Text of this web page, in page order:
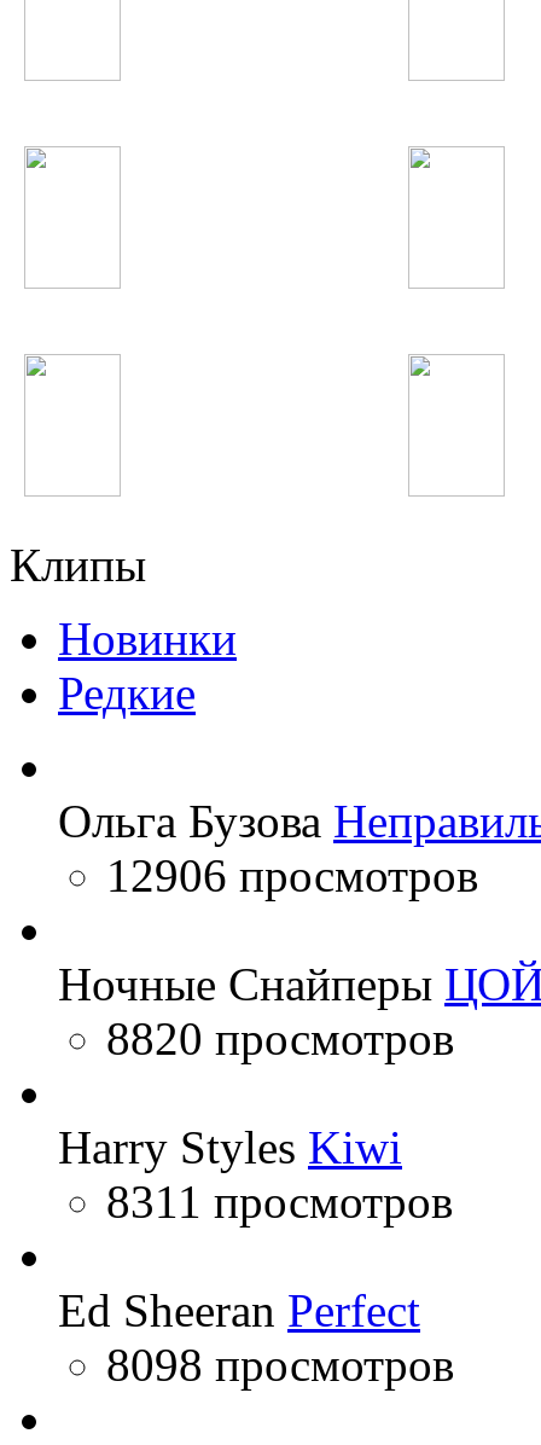
Клипы
Новинки
Редкие
Ольга Бузова
12906 просмотров
Ночные Снайперы
8820 просмотров
Harry Styles Kiwi
8311 просмотров
Ed Sheeran Perfect
8098 просмотров